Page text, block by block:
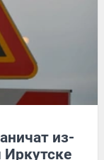
из-
Иркутске